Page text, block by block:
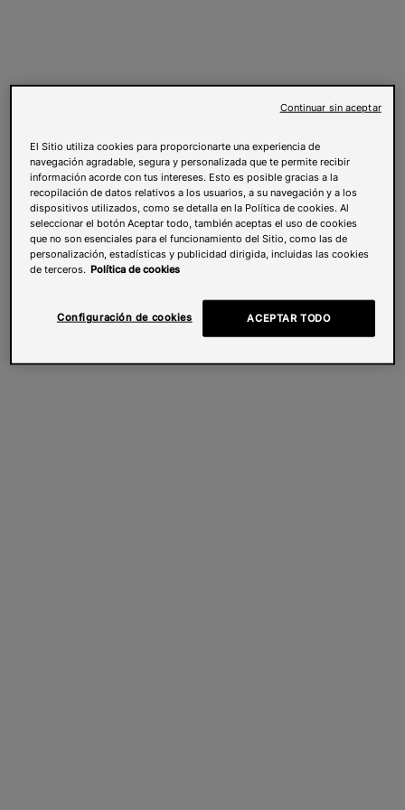
El Sitio utiliza cookies para proporcionarte una experiencia de
navegación agradable, segura y personalizada que te permite recibir
información acorde con tus intereses. Esto es posible gracias a la
recopilación de datos relativos a los usuarios, a su navegación y a los
dispositivos utilizados, como se detalla en la Política de cookies. Al
seleccionar el botón Aceptar todo, también aceptas el uso de cookies
que no son esenciales para el funcionamiento del Sitio, como las de
personalización, estadísticas y publicidad dirigida, incluidas las cookies
de terceros. Política de cookies
Configuración de cookies ACEPTAR TODO
Continuar sin aceptar